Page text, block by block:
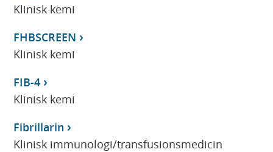
Klinisk kemi
FHBSCREEN
Klinisk kemi
FIB-4
Klinisk kemi
Fibrillarin
Klinisk immunologi/transfusionsmedicin